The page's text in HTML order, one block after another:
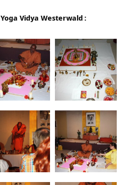
Yoga Vidya Westerwald :